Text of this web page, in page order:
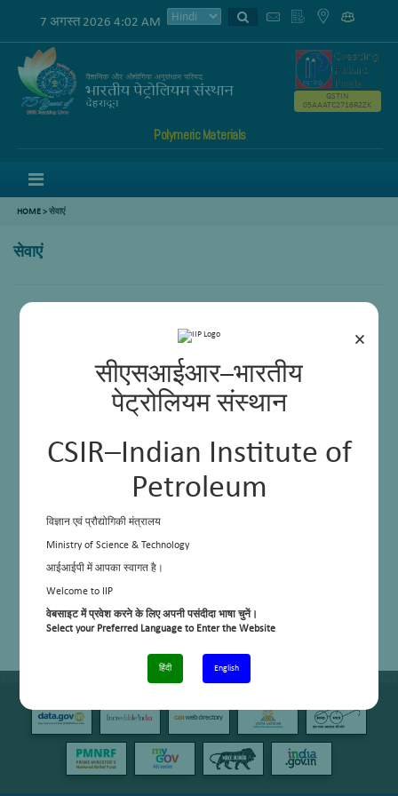
×
सीएसआईआर–भारतीय
पेट्रोलियम संस्थान
CSIR–Indian Institute of
Petroleum
विज्ञान एवं प्रौद्योगिकी मंत्रालय
Ministry of Science & Technology
आईआईपी में आपका स्वागत है।
Welcome to IIP
वेबसाइट में प्रवेश करने के लिए अपनी पसंदीदा भाषा चुनें।
Select your Preferred Language to Enter the Website
हिंदी English
7 अगस्त 2026 4:02 AM
Polymeric Materials
GSTIN
05AAATC2716R2ZK
HOME>सेवाएं
सेवाएं